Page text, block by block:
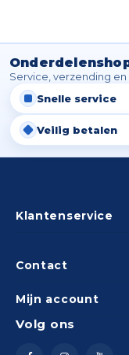
Service, verzending
Snelle service
Veilig betalen
Contact
Klantenservice
Mijn account
Volg ons